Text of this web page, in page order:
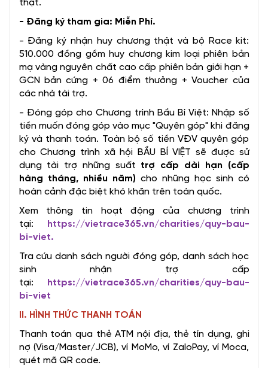
thật.
- Đăng ký tham gia: Miễn Phí.
- Đăng ký nhận huy chương thật và bộ Race kit:
510.000 đồng gồm huy chương kim loại phiên bản
mạ vàng nguyên chất cao cấp phiên bản giới hạn +
GCN bản cứng + 06 điểm thưởng + Voucher của
các nhà tài trợ.
- Đóng góp cho Chương trình Bầu Bí Việt: Nhập số
tiền muốn đóng góp vào mục "Quyên góp" khi đăng
ký và thanh toán. Toàn bộ số tiền VĐV quyên góp
cho Chương trình xã hội BẦU BÍ VIỆT sẽ được sử
dụng tài trợ những suất trợ cấp dài hạn (cấp
hàng tháng, nhiều năm) cho những học sinh có
hoàn cảnh đặc biệt khó khăn trên toàn quốc.
Xem thông tin hoạt động của chương trình
tại:
https://vietrace365.vn/charities/quy-bau-
bi-viet.
Tra cứu danh sách người đóng góp, danh sách học
sinh nhận trợ cấp
tại:
https://vietrace365.vn/charities/quy-bau-
bi-viet
II. HÌNH THỨC THANH TOÁN
Thanh toán qua thẻ ATM nội địa, thẻ tín dụng, ghi
nợ (Visa/Master/JCB), ví MoMo, ví ZaloPay, ví Moca,
quét mã QR code.